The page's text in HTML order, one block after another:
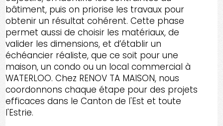
bâtiment, puis on priorise les travaux pour
obtenir un résultat cohérent. Cette phase
permet aussi de choisir les matériaux, de
valider les dimensions, et d’établir un
échéancier réaliste, que ce soit pour une
maison, un condo ou un local commercial à
WATERLOO. Chez RENOV TA MAISON, nous
coordonnons chaque étape pour des projets
efficaces dans le Canton de l'Est et toute
l'Estrie.